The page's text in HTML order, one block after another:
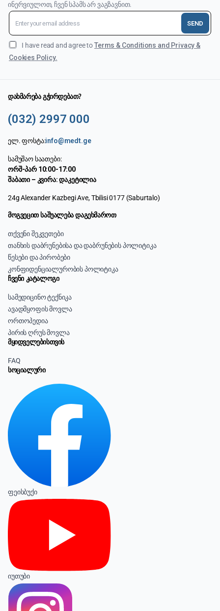
ინერვიულოთ, ჩვენ სპამს არ ვაგზავნით.
SEND
I have read and agree toTerms & Conditions and Privacy &
Cookies Policy.
დახმარება გჭირდებათ?
(032) 2997 000
ელ. ფოსტა:info@medt.ge
სამუშაო საათები:
ორშ-პარ 10:00-17:00
შაბათი – კვირა: დაკეტილია
24g Alexander Kazbegi Ave, Tbilisi 0177 (Saburtalo)
მოგვეცით საშუალება დაგეხმაროთ
თქვენი შეკვეთები
თანხის დაბრუნებისა და დაბრუნების პოლიტიკა
წესები და პირობები
კონფიდენციალურობის პოლიტიკა
ჩვენი კატალოგი
სამედიცინო ტექნიკა
ავადმყოფის მოვლა
ორთოპედია
პირის ღრუს მოვლა
მყიდველებისთვის
FAQ
სოციალური
ფეისბუქი
იუთუბი